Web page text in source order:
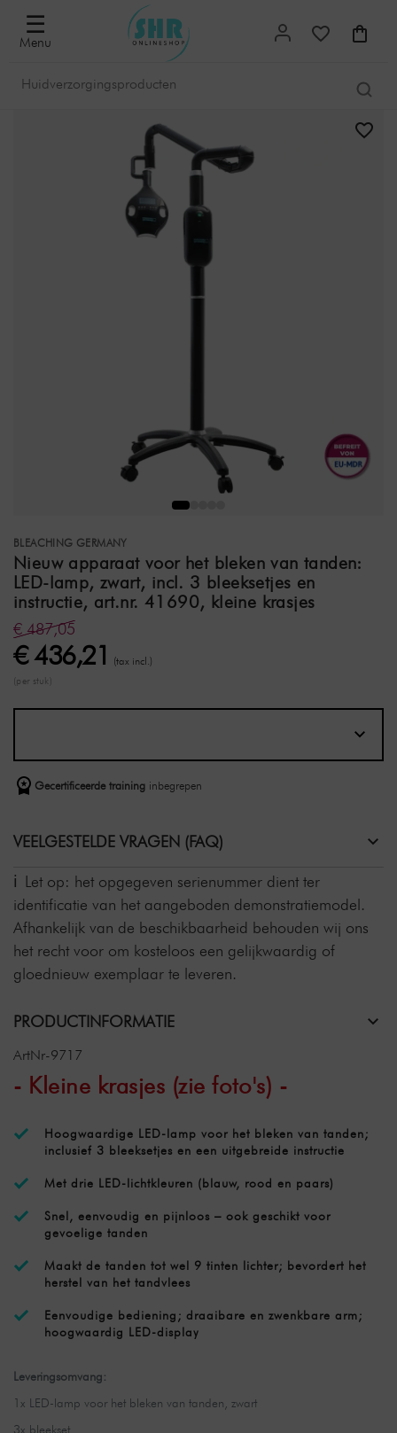
☰
Menu
BLEACHING GERMANY
Nieuw apparaat voor het bleken van tanden:
LED-lamp, zwart, incl. 3 bleeksetjes en
instructie, art.nr. 41690, kleine krasjes
€ 487,05
€ 436,21 (tax incl.)
(per stuk)
Gecertificeerde training inbegrepen
VEELGESTELDE VRAGEN (FAQ)
Let op: het opgegeven serienummer dient ter
identificatie van het aangeboden demonstratiemodel.
Afhankelijk van de beschikbaarheid behouden wij ons
het recht voor om kosteloos een gelijkwaardig of
gloednieuw exemplaar te leveren.
PRODUCTINFORMATIE
ArtNr-9717
- Kleine krasjes (zie foto's) -
Hoogwaardige LED-lamp voor het bleken van tanden;
inclusief 3 bleeksetjes en een uitgebreide instructie
Met drie LED-lichtkleuren (blauw, rood en paars)
Snel, eenvoudig en pijnloos – ook geschikt voor
gevoelige tanden
Maakt de tanden tot wel 9 tinten lichter; bevordert het
herstel van het tandvlees
Eenvoudige bediening; draaibare en zwenkbare arm;
hoogwaardig LED-display
Leveringsomvang:
1x LED-lamp voor het bleken van tanden, zwart
3x bleekset